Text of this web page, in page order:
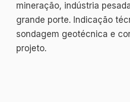
mineração, indústria
grande porte. Indicação
sondagem geotécnica e
projeto.